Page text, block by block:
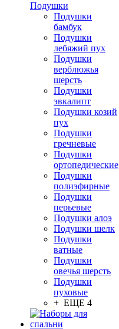
Подушки
Подушки
бамбук
Подушки
лебяжий пух
Подушки
верблюжья
шерсть
Подушки
эвкалипт
Подушки козий
пух
Подушки
гречневые
Подушки
ортопедические
Подушки
полиэфирные
Подушки
перьевые
Подушки алоэ
Подушки шелк
Подушки
ватные
Подушки
овечья шерсть
Подушки
пуховые
+ ЕЩЕ 4